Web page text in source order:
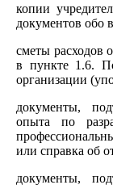
копии
документов обо
сметы расходов
в пункте 1.6.
организации
документы,
опыта по
или справка об
документы,